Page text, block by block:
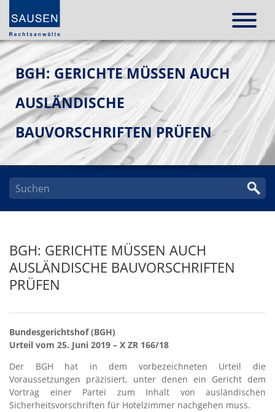
BGH: GERICHTE MÜSSEN AUCH
AUSLÄNDISCHE
BAUVORSCHRIFTEN PRÜFEN
BGH: GERICHTE MÜSSEN AUCH
AUSLÄNDISCHE BAUVORSCHRIFTEN
PRÜFEN
Bundesgerichtshof (BGH)
Urteil vom 25. Juni 2019 – X ZR 166/18
Der BGH hat in dem vorbezeichneten Urteil die
Voraussetzungen präzisiert, unter denen ein Gericht dem
Vortrag einer Partei zum Inhalt von ausländischen
Sicherheitsvorschriften für Hotelzimmer nachgehen muss.